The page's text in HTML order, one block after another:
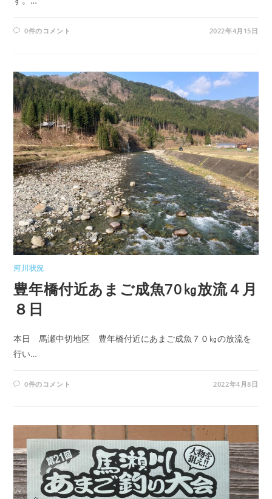
0件のコメント 2022年4月15日
河川状況
豊年橋付近あまご成魚70㎏放流４月
８日
本日 馬瀬中切地区 豊年橋付近にあまご成魚７０㎏の放流を
行い…
0件のコメント 2022年4月8日